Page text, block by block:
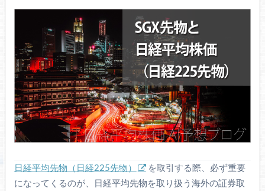
日経平均先物（日経225先物）
を取引する際、必ず重要
になってくるのが、日経平均先物を取り扱う海外の証券取